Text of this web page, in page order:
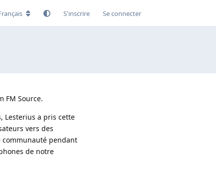
S'inscrire Se connecter
FM Source.
Lesterius a pris cette
vers des
pendant
de notre